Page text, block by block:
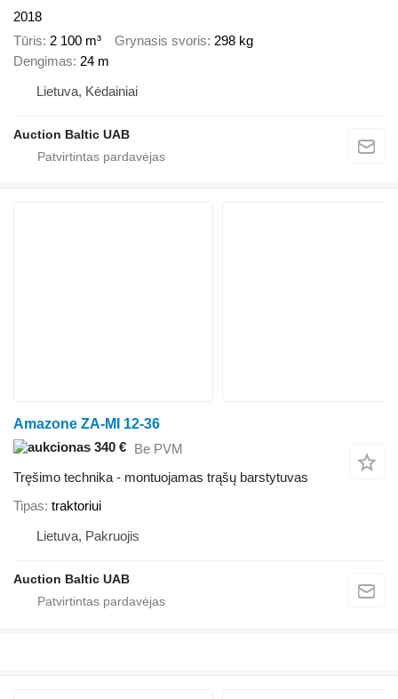
2018
Tūris 2 100 m³ Grynasis svoris 298 kg
Dengimas 24 m
Lietuva, Kėdainiai
Auction Baltic UAB
Amazone ZA-MI 12-36
340 € Be PVM
Tręšimo technika - montuojamas trąšų barstytuvas
Tipas traktoriui
Lietuva, Pakruojis
Auction Baltic UAB